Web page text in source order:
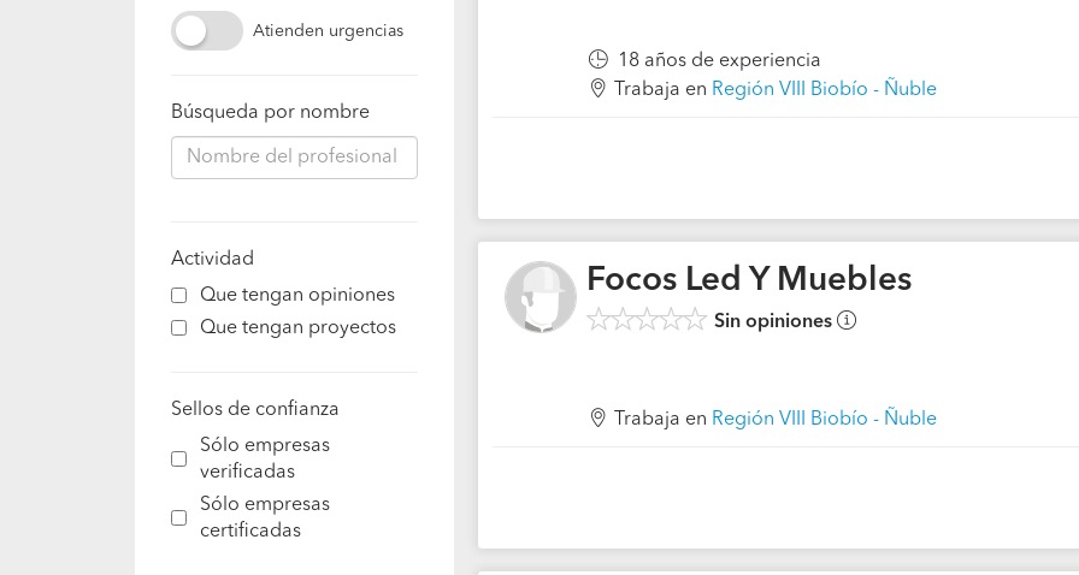
Atienden urgencias
Búsqueda por nombre
Actividad
Que tengan opiniones
Que tengan proyectos
Sellos de confianza
Sólo empresas
verificadas
Sólo empresas
certificadas
18 años de experiencia
Trabaja en Región VIII Biobío - Ñuble
Focos Led Y Muebles
Sin opiniones
Trabaja en Región VIII Biobío - Ñuble